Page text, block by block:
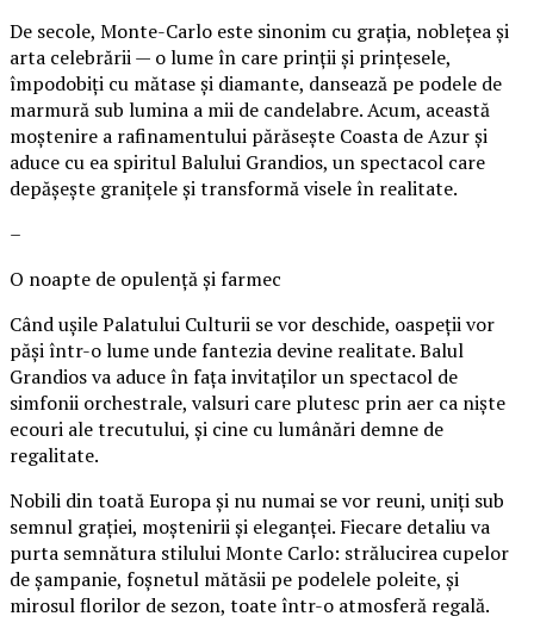
De secole, Monte-Carlo este sinonim cu grația, noblețea și
arta celebrării — o lume în care prinții și prințesele,
împodobiți cu mătase și diamante, dansează pe podele de
marmură sub lumina a mii de candelabre. Acum, această
moștenire a rafinamentului părăsește Coasta de Azur și
aduce cu ea spiritul Balului Grandios, un spectacol care
depășește granițele și transformă visele în realitate.
–
O noapte de opulență și farmec
Când ușile Palatului Culturii se vor deschide, oaspeții vor
păși într-o lume unde fantezia devine realitate. Balul
Grandios va aduce în fața invitaților un spectacol de
simfonii orchestrale, valsuri care plutesc prin aer ca niște
ecouri ale trecutului, și cine cu lumânări demne de
regalitate.
Nobili din toată Europa și nu numai se vor reuni, uniți sub
semnul grației, moștenirii și eleganței. Fiecare detaliu va
purta semnătura stilului Monte Carlo: strălucirea cupelor
de șampanie, foșnetul mătăsii pe podelele poleite, și
mirosul florilor de sezon, toate într-o atmosferă regală.